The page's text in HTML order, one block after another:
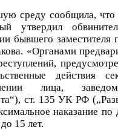
среду сообщила, что
утвердил
бывшего заместителя
«Органами
действия
лица,
ст. 135 УК РФ
наказание
15 лет.